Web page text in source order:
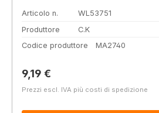
Articolo n.
WL53751
Produttore
C.K
Codice produttore
MA2740
Prezzo normale:
9,19 €
Prezzi escl. IVA più costi di spedizione